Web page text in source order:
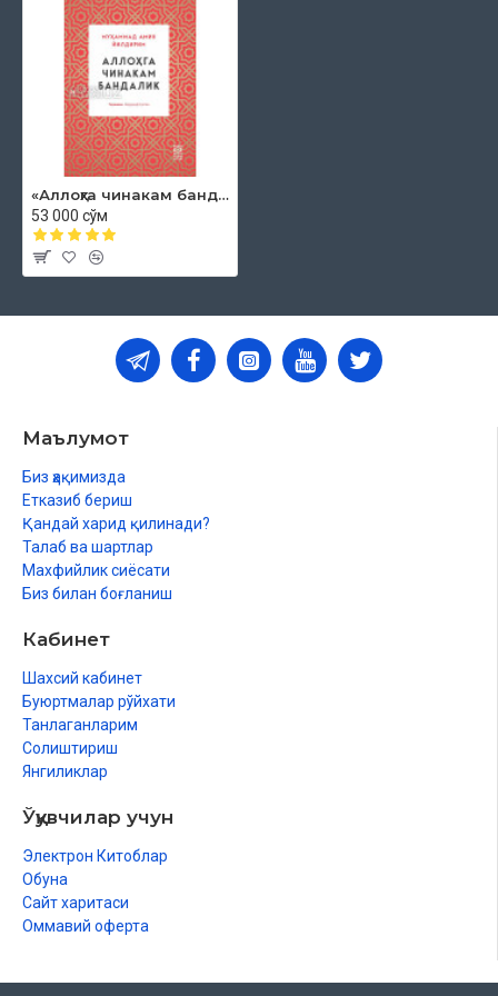
«Аллоҳга чинакам бандалик»
53 000 сўм
Маълумот
Биз ҳақимизда
Етказиб бериш
Қандай харид қилинади?
Талаб ва шартлар
Махфийлик сиёсати
Биз билан боғланиш
Кабинет
Шахсий кабинет
Буюртмалар рўйхати
Танлаганларим
Солиштириш
Янгиликлар
Ўқувчилар учун
Электрон Китоблар
Обуна
Сайт харитаси
Оммавий оферта